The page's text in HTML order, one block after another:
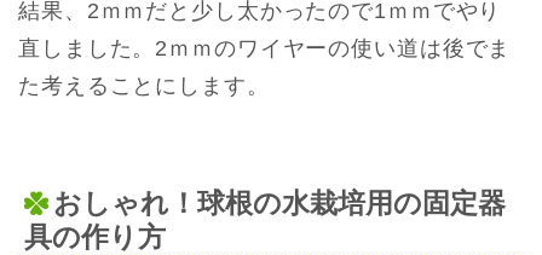
結果、2ｍｍだと少し太かったので1ｍｍでやり
直しました。2ｍｍのワイヤーの使い道は後でま
た考えることにします。
おしゃれ！球根の水栽培用の固定器
具の作り方